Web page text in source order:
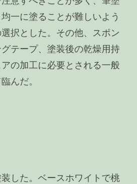
一に塗ることが難しいよう
択とした。その他、スポン
テープ、塗装後の乾燥用持
の加工に必要とされる一般
んだ。
した。ベースホワイトで桃